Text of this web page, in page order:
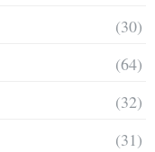
(30)
(64)
(32)
(31)